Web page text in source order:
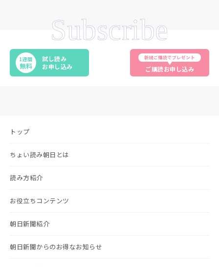
Subscribe
1週間
無料
試し読み
お申し込み
新規ご購読でプレゼント
ご購読お申し込み
トップ
ちょい読み朝日とは
読み方紹介
お役立ちコンテンツ
朝日新聞紹介
朝日新聞からのお得なお知らせ